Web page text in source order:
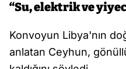
“Su, elektrik ve
Konvoyun Libya'nın
anlatan Ceyhun,